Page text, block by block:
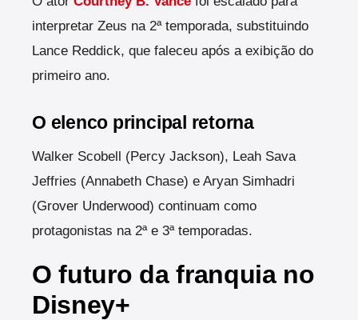
interpretar Zeus na 2ª temporada, substituindo
Lance Reddick, que faleceu após a exibição do
primeiro ano.
O elenco principal retorna
Walker Scobell (Percy Jackson), Leah Sava
Jeffries (Annabeth Chase) e Aryan Simhadri
(Grover Underwood) continuam como
protagonistas na 2ª e 3ª temporadas.
O futuro da franquia no
Disney+